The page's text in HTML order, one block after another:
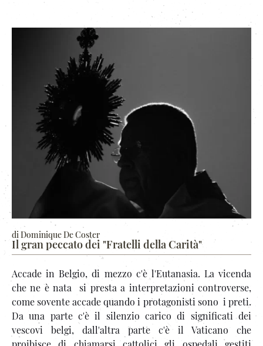
di Dominique De Coster
Il gran peccato dei "Fratelli della Carità"
Accade in Belgio, di mezzo c'è l'Eutanasia. La vicenda
che ne è nata si presta a interpretazioni controverse,
come sovente accade quando i protagonisti sono i preti.
Da una parte c'è il silenzio carico di significati dei
vescovi belgi, dall'altra parte c'è il Vaticano che